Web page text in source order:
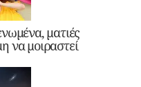
ματιές
να μοιραστεί